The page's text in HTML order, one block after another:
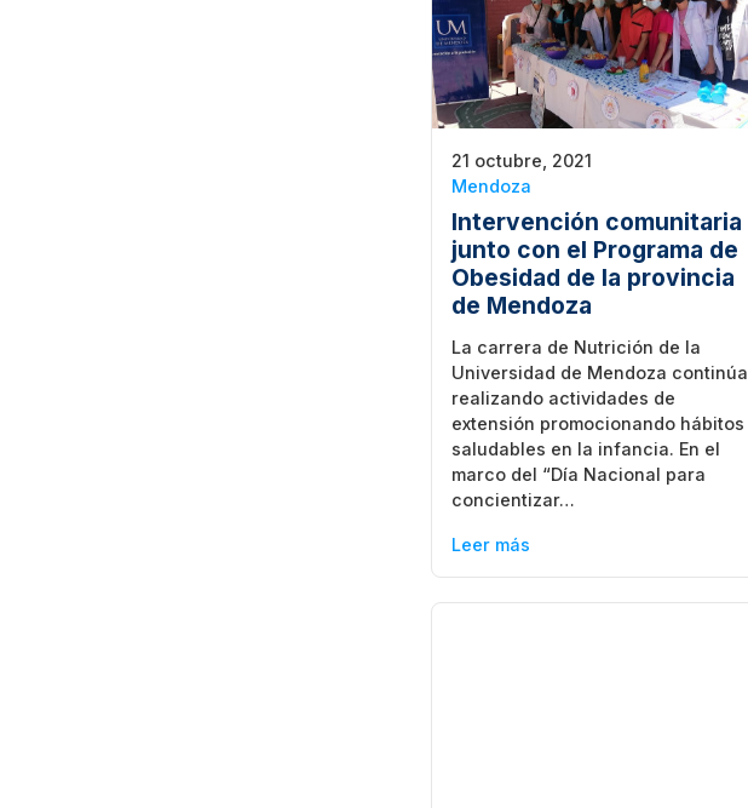
21 octubre, 2021
Mendoza
Intervención comunitaria
junto con el Programa de
Obesidad de la provincia
de Mendoza
La carrera de Nutrición de la
Universidad de Mendoza continúa
realizando actividades de
extensión promocionando hábitos
saludables en la infancia. En el
marco del “Día Nacional para
concientizar…
Leer más